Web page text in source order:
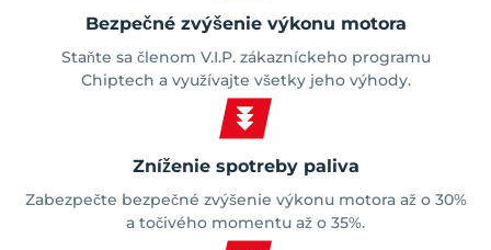
Bezpečné zvýšenie výkonu motora
Staňte sa členom V.I.P. zákazníckeho programu
Chiptech a využívajte všetky jeho výhody.
Zníženie spotreby paliva
Zabezpečte bezpečné zvýšenie výkonu motora až o 30%
a točivého momentu až o 35%.